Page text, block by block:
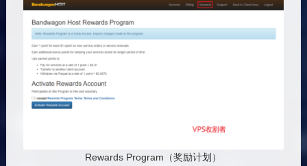
Rewards Program（奖励计划）